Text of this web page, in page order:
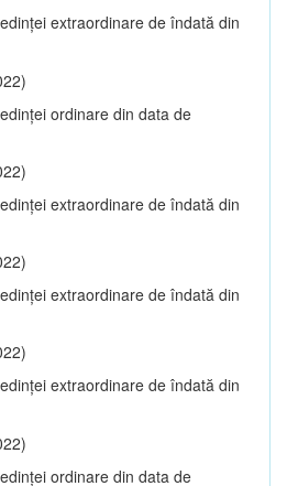
extraordinare de îndată din
ordinare din data de
extraordinare de îndată din
extraordinare de îndată din
extraordinare de îndată din
ordinare din data de